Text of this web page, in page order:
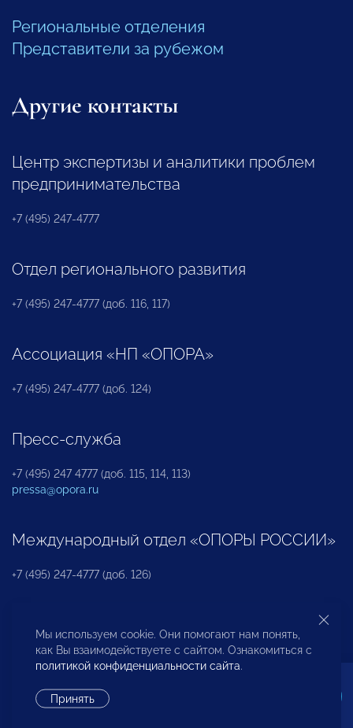
Региональные отделения
Представители за рубежом
Другие контакты
Центр экспертизы и аналитики проблем
предпринимательства
+7 (495) 247-4777
Отдел регионального развития
+7 (495) 247-4777 (доб. 116, 117)
Ассоциация «НП «ОПОРА»
+7 (495) 247-4777 (доб. 124)
Пресс-служба
+7 (495) 247 4777 (доб. 115, 114, 113)
pressa@opora.ru
Международный отдел «ОПОРЫ РОССИИ»
+7 (495) 247-4777 (доб. 126)
Бюро по защите прав предпринимателей и
инвесторов
Мы используем cookie. Они помогают нам понять,
как Вы взаимодействуете с сайтом. Ознакомиться с
политикой конфиденциальности сайта.
Принять